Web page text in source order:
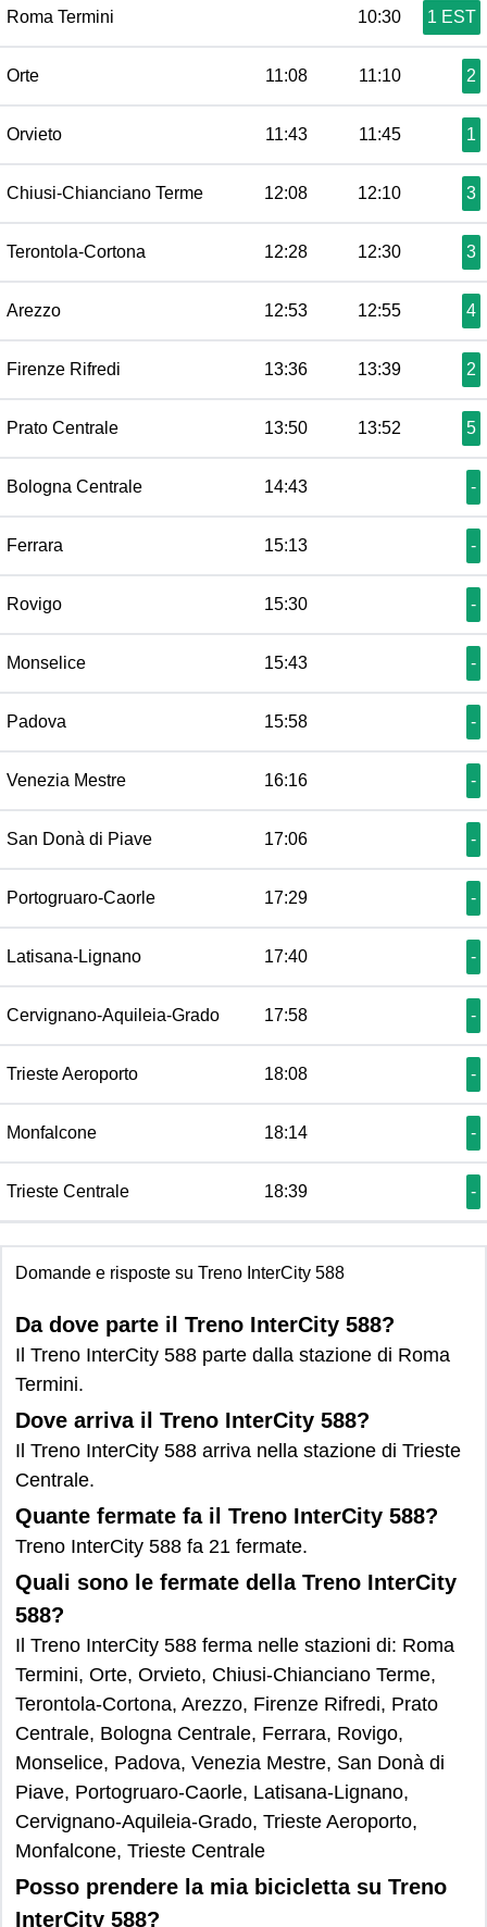
Roma Termini 10:30 1 EST
Orte 11:08 11:10 2
Orvieto 11:43 11:45 1
Chiusi-Chianciano Terme 12:08 12:10 3
Terontola-Cortona 12:28 12:30 3
Arezzo 12:53 12:55 4
Firenze Rifredi 13:36 13:39 2
Prato Centrale 13:50 13:52 5
Bologna Centrale 14:43 -
Ferrara 15:13 -
Rovigo 15:30 -
Monselice 15:43 -
Padova 15:58 -
Venezia Mestre 16:16 -
San Donà di Piave 17:06 -
Portogruaro-Caorle 17:29 -
Latisana-Lignano 17:40 -
Cervignano-Aquileia-Grado 17:58 -
Trieste Aeroporto 18:08 -
Monfalcone 18:14 -
Trieste Centrale 18:39 -
Domande e risposte su Treno InterCity 588
Da dove parte il Treno InterCity 588?
Il Treno InterCity 588 parte dalla stazione di Roma
Termini.
Dove arriva il Treno InterCity 588?
Il Treno InterCity 588 arriva nella stazione di Trieste
Centrale.
Quante fermate fa il Treno InterCity 588?
Treno InterCity 588 fa 21 fermate.
Quali sono le fermate della Treno InterCity
588?
Il Treno InterCity 588 ferma nelle stazioni di: Roma
Termini, Orte, Orvieto, Chiusi-Chianciano Terme,
Terontola-Cortona, Arezzo, Firenze Rifredi, Prato
Centrale, Bologna Centrale, Ferrara, Rovigo,
Monselice, Padova, Venezia Mestre, San Donà di
Piave, Portogruaro-Caorle, Latisana-Lignano,
Cervignano-Aquileia-Grado, Trieste Aeroporto,
Monfalcone, Trieste Centrale
Posso prendere la mia bicicletta su Treno
InterCity 588?